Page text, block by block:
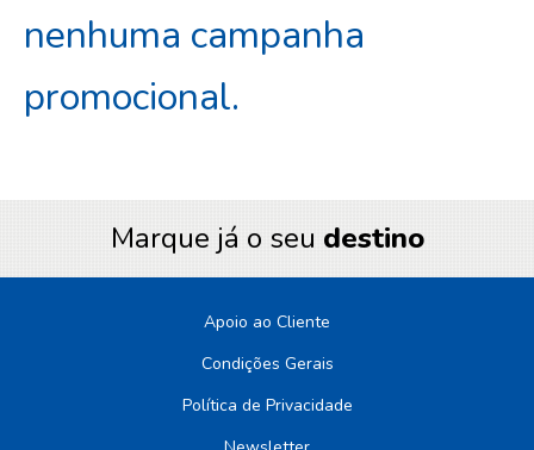
nenhuma campanha
promocional.
Marque já o seu destino
Apoio ao Cliente
Condições Gerais
Política de Privacidade